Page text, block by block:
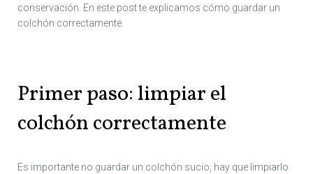
conservación. En este post te explicamos cómo guardar un
colchón correctamente.
Primer paso: limpiar el
colchón correctamente
Es importante no guardar un colchón sucio, hay que limpiarlo